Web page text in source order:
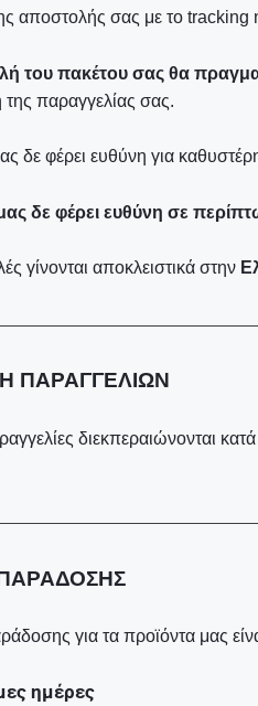
αποστολής σας με το
του πακέτου σας θα
παραγγελίας σας.
δε φέρει ευθύνη για
μας δε φέρει ευθύνη σε
γίνονται αποκλειστικά στην
ΠΑΡΑΓΓΕΛΙΩΝ
διεκπεραιώνονται
για τα προϊόντα μας
ημέρες